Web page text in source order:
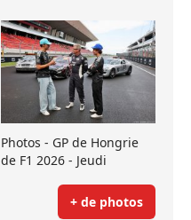
Photos - GP de Hongrie
de F1 2026 - Jeudi
+ de photos